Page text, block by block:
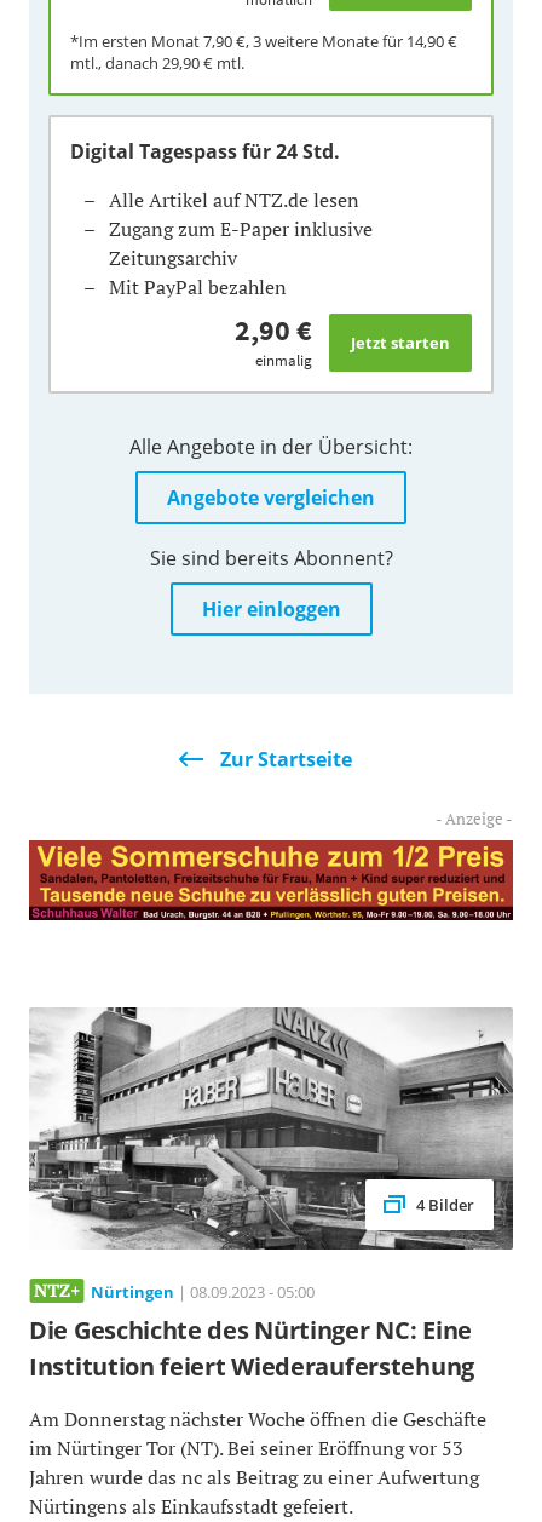
*Im ersten Monat7,90 €, 3 weitere Monate für 14,90 €
mtl., danach 29,90 € mtl.
Digital Tagespassfür 24 Std.
Alle Artikel auf NTZ.de lesen
Zugang zum E-Paper inklusive
Zeitungsarchiv
Mit PayPal bezahlen
2,90 €
einmalig
Alle Angebote in der Übersicht:
Angebote vergleichen
Sie sind bereits Abonnent?
Hier einloggen
Zur Startseite
4 Bilder
Nürtingen | 08.09.2023 - 05:00
Die Geschichte des Nürtinger NC: Eine
Institution feiert Wiederauferstehung
Am Donnerstag nächster Woche öffnen die Geschäfte
im Nürtinger Tor (NT). Bei seiner Eröffnung vor 53
Jahren wurde das nc als Beitrag zu einer Aufwertung
Nürtingens als Einkaufsstadt gefeiert.